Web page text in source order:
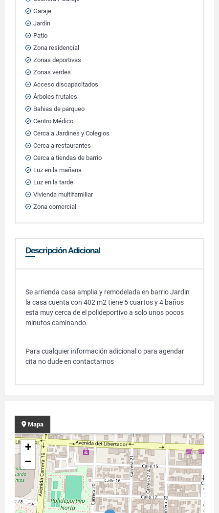
Garaje
Jardín
Patio
Zona residencial
Zonas deportivas
Zonas verdes
Acceso discapacitados
Árboles frutales
Bahias de parqueo
Centro Médico
Cerca a Jardines y Colegios
Cerca a restaurantes
Cerca a tiendas de barrio
Luz en la mañana
Luz en la tarde
Vivienda multifamiliar
Zona comercial
Descripción Adicional
Se arrienda casa amplia y remodelada en barrio Jardin
la casa cuenta con 402 m2 tiene 5 cuartos y 4 baños
esta muy cerca de el polideportivo a solo unos pocos
minutos caminando.
Para cualquier información adicional o para agendar
cita no dude en contactarnos
Mapa
+
−